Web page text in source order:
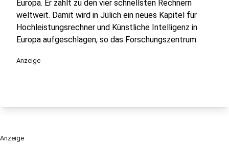
Europa. Er zählt zu den vier schnellsten Rechnern
weltweit. Damit wird in Jülich ein neues Kapitel für
Hochleistungsrechner und Künstliche Intelligenz in
Europa aufgeschlagen, so das Forschungszentrum.
Anzeige
Anzeige